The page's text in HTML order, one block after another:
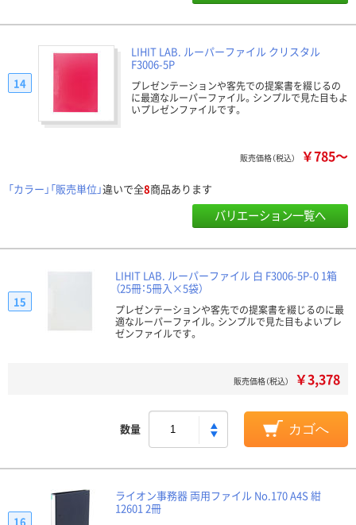
LIHIT LAB. ルーパーファイル クリスタル
F3006-5P
プレゼンテーションや客先での提案書を綴じるの
に最適なルーパーファイル。シンプルで見た目もよ
いプレゼンファイルです。
14
販売価格（税込） ￥785～
「カラー」「販売単位」違いで全8商品あります
バリエーション一覧へ
LIHIT LAB. ルーパーファイル 白 F3006-5P-0 1箱
（25冊：5冊入×5袋）
プレゼンテーションや客先での提案書を綴じるのに最
適なルーパーファイル。シンプルで見た目もよいプレ
ゼンファイルです。
15
販売価格（税込） ￥3,378
数量 カゴへ
ライオン事務器 両用ファイル No.170 A4S 紺
12601 2冊
16